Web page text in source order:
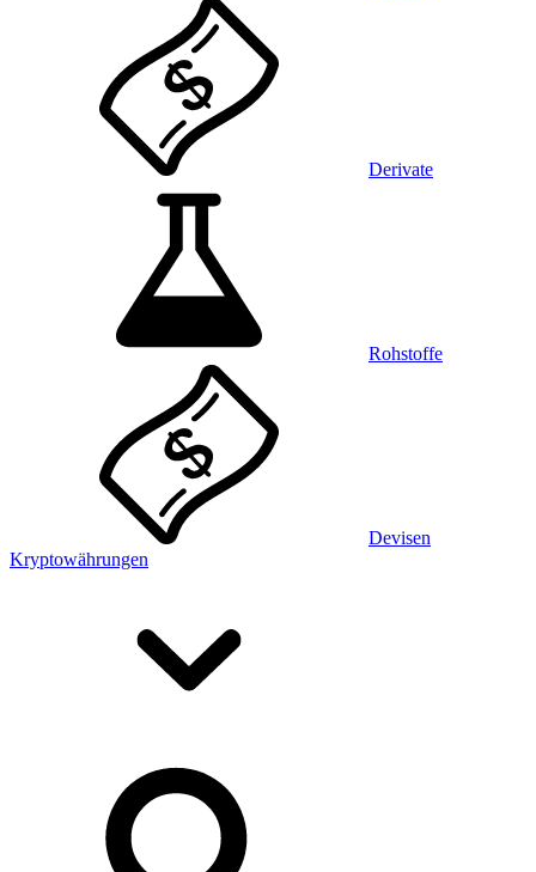
Derivate
Rohstoffe
Devisen
Kryptowährungen